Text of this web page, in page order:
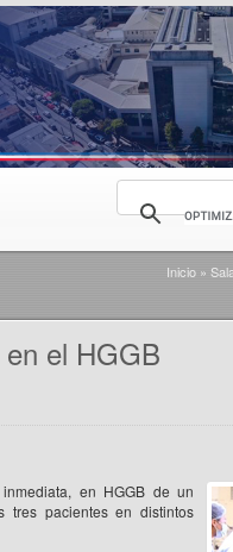
Inicio»
el HGGB
en HGGB de un
tres pacientes en distintos